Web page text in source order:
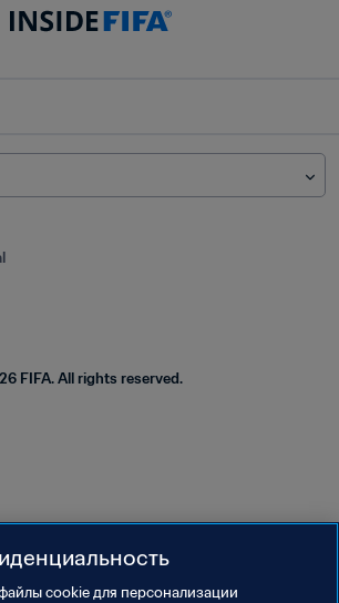
FIFA. All rights reserved.
сookie для персонализации